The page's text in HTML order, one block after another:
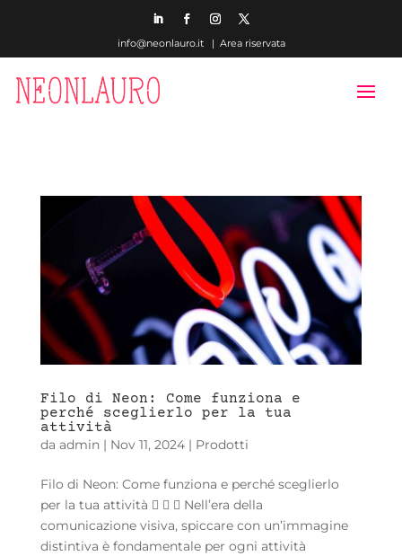
info@neonlauro.it | Area riservata
Filo di Neon: Come funziona e
perché sceglierlo per la tua
attività
da admin| Nov 11, 2024| Prodotti
Filo di Neon: Come funziona e perché sceglierlo
per la tua attività    Nell’era della
comunicazione visiva, spiccare con un’immagine
distintiva è fondamentale per ogni attività